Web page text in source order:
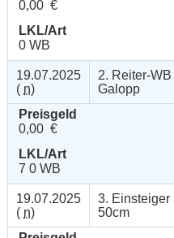
0,00 €
LKL/Art
0 WB
19.07.2025
( n)
2. Reiter-
Galopp
Preisgeld
0,00 €
LKL/Art
7 0 WB
19.07.2025
( n)
3. Einsteiger
50cm